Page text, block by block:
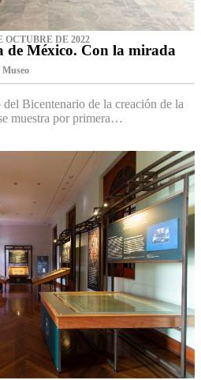
OCTUBRE DE 2022
de México. Con la mirada
Museo‌
Bicentenario de la creación de la
muestra por primera…